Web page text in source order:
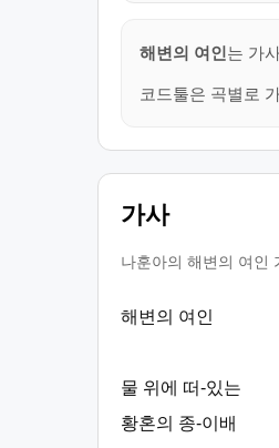
해변의 여인는 가
코드툴은 곡별로
가사
나훈아의 해변의 여인
해변의 여인
물 위에 떠-있는
황혼의 종-이배